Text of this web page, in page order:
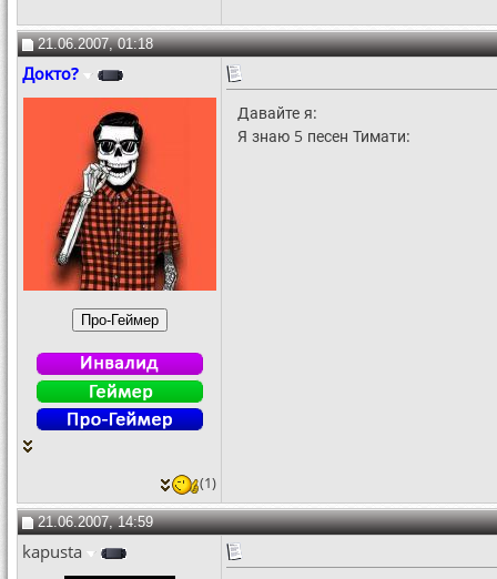
21.06.2007, 01:18
Докто?
Давайте я:
Я знаю 5 песен Тимати:
(1)
21.06.2007, 14:59
kapusta